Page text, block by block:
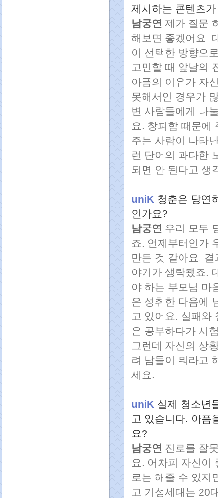
제시하는 콘텐츠
남궁연 제가 질문
해보면 좋겠어요.
이 선택한 방향으
고민할 때 앞날의
아픔의 이유가 자
못해서인 경우가
변 사람들에게 나
요. 창피함 때문에
주는 사람이 나타
런 단어의 과다한
되면 안 된다고 생
uniK 청춘은 당연
인가요?
남궁연 우리 모두
죠. 언제부터인가
만든 것 같아요.
야기가 생략됐죠.
야 하는 부모님 마
은 성취한 다음에
고 있어요. 실패와
은 공부하다가 시
그런데 자신의 상
려 남들이 뭐라고
세요.
uniK 실제 청소년
고 있습니다. 아픔
요?
남궁연 진로를 잘
요. 어차피 자신이
로는 해줄 수 있지
고 기성세대는 20